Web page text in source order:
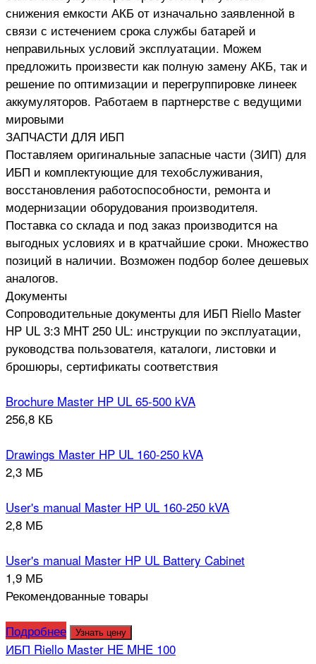
снижения емкости АКБ от изначально заявленной в
связи с истечением срока службы батарей и
неправильных условий эксплуатации. Можем
предложить произвести как полную замену АКБ, так и
решение по оптимизации и перегруппировке линеек
аккумуляторов. Работаем в партнерстве с ведущими
мировыми
ЗАПЧАСТИ ДЛЯ ИБП
Поставляем оригинальные запасные части (ЗИП) для
ИБП и комплектующие для техобслуживания,
восстановления работоспособности, ремонта и
модернизации оборудования производителя.
Поставка со склада и под заказ производится на
выгодных условиях и в кратчайшие сроки. Множество
позиций в наличии. Возможен подбор более дешевых
аналогов.
Документы
Сопроводительные документы для ИБП Riello Master
HP UL 3:3 MHT 250 UL: инструкции по эксплуатации,
руководства пользователя, каталоги, листовки и
брошюры, сертификаты соответствия
Brochure Master HP UL 65-500 kVA
256,8 КБ
Drawings Master HP UL 160-250 kVA
2,3 МБ
User's manual Master HP UL 160-250 kVA
2,8 МБ
User's manual Master HP UL Battery Cabinet
1,9 МБ
Рекомендованные товары
Подробнее
Узнать цену
ИБП Riello Master HE MHE 100